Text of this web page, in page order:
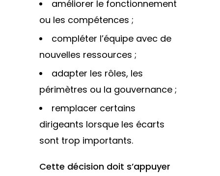
améliorer le fonctionnement
ou les compétences ;
compléter l’équipe avec de
nouvelles ressources ;
adapter les rôles, les
périmètres ou la gouvernance ;
remplacer certains
dirigeants lorsque les écarts
sont trop importants.
Cette décision doit s’appuyer